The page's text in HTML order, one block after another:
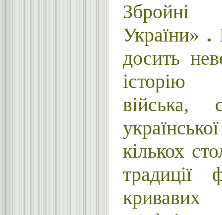
України» .
досить
історію
війська,
кількох
традиції